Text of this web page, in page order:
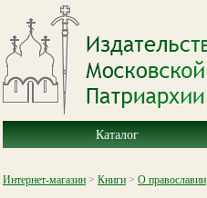
Каталог
Интернет-магазин > Книги > О православии